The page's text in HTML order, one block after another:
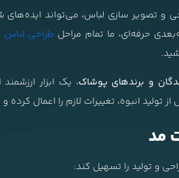
و تصویر سازی لباس، می‌تواند ایده‌های
حرفه‌ای، ما تمام مراحل طراحی لباس
و برندهای پوشاک، یک ابزار
انبوه، تغییرات لازم را اعمال کرده
مد
و تولید را تسهیل کند: